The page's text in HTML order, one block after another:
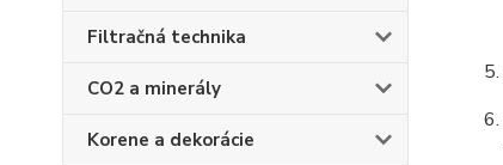
Filtračná technika
CO2 a minerály
Korene a dekorácie